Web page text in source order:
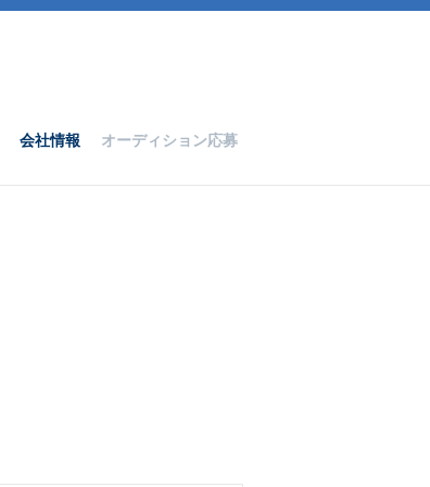
会社情報 オーディション応募